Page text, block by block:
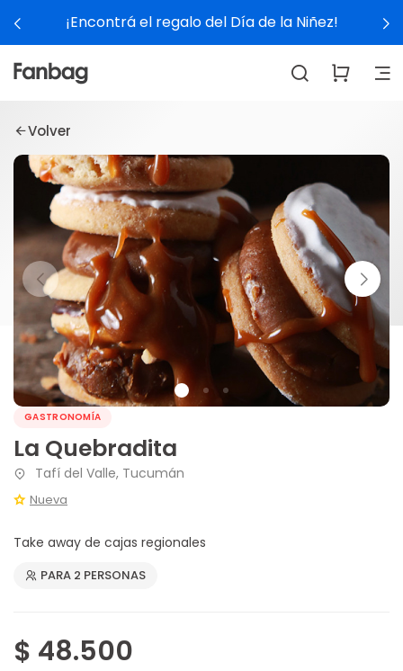
¡Encontrá el regalo del Día de la Niñez!
Volver
GASTRONOMÍA
La Quebradita
Tafí del Valle, Tucumán
Nueva
Take away de cajas regionales
PARA 2 PERSONAS
$ 48.500